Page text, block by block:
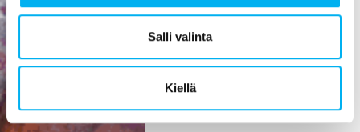
Salli valinta
Kiellä
vesivahinkoja,
helpottaa
pidentää
elinikää.